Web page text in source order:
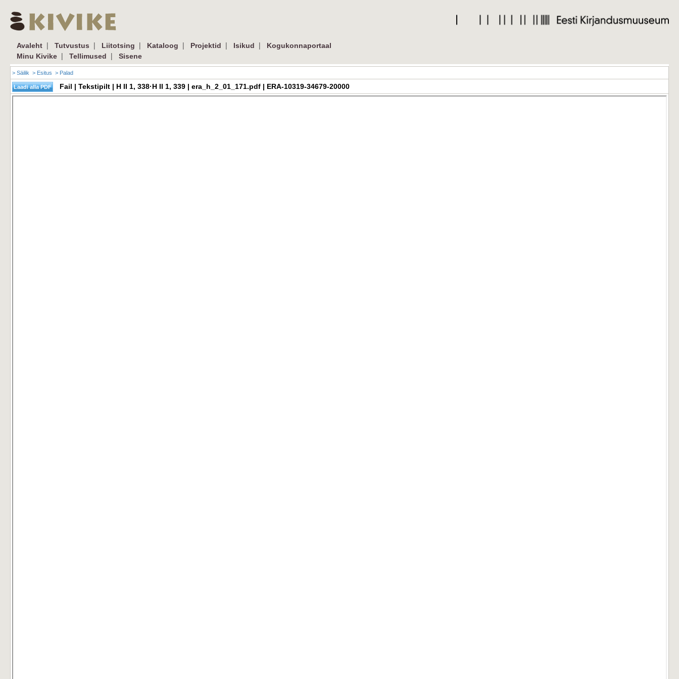
Avaleht | Tutvustus | Liitotsing | Kataloog | Projektid | Isikud |
Kogukonnaportaal
Minu Kivike | Tellimused | Sisene
> Säilik > Esitus > Palad
Fail | Tekstipilt | H II 1, 338·H II 1, 339 | era_h_2_01_171.pdf | ERA-10319-34679-20000